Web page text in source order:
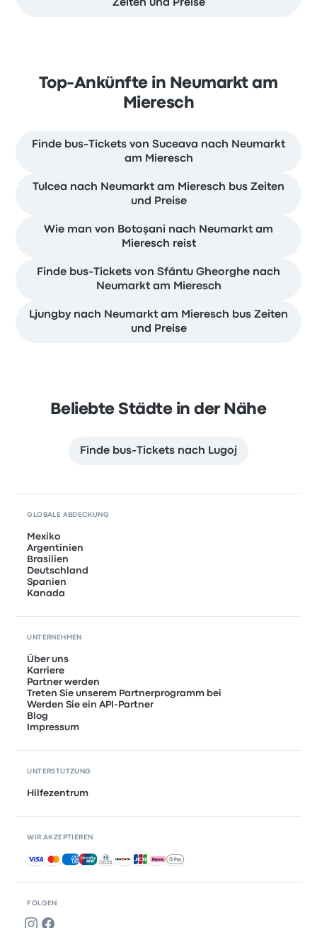
Zeiten und Preise
Top-Ankünfte in Neumarkt am
Mieresch
Finde bus-Tickets von Suceava nach Neumarkt
am Mieresch
Tulcea nach Neumarkt am Mieresch bus Zeiten
und Preise
Wie man von Botoşani nach Neumarkt am
Mieresch reist
Finde bus-Tickets von Sfântu Gheorghe nach
Neumarkt am Mieresch
Ljungby nach Neumarkt am Mieresch bus Zeiten
und Preise
Beliebte Städte in der Nähe
Finde bus-Tickets nach Lugoj
FOLGEN
GLOBALE ABDECKUNG
Mexiko
Argentinien
Brasilien
Deutschland
Spanien
Kanada
UNTERNEHMEN
Über uns
Karriere
Partner werden
Treten Sie unserem Partnerprogramm bei
Werden Sie ein API-Partner
Blog
Impressum
UNTERSTÜTZUNG
Hilfezentrum
WIR AKZEPTIEREN
Akzeptierte Zahlungsmethoden